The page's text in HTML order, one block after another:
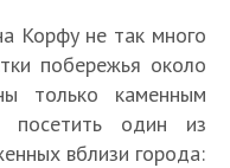
Корфу не так много
побережья около
только каменным
посетить один из
вблизи города: